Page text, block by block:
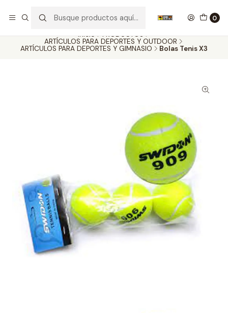
0
Inicio
PRODUCTOS
ARTÍCULOS PARA DEPORTES Y OUTDOOR
ARTÍCULOS PARA DEPORTES Y GIMNASIO
Bolas Tenis X3